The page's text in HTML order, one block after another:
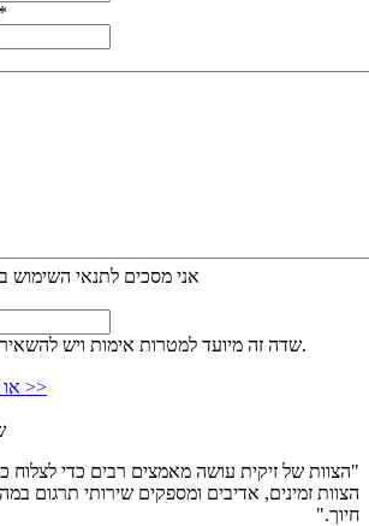
*
אני מסכים לתנאי השימוש
שדה זה מיועד למטרות אימות ויש להשאיר אותו ללא שינוי.
או שלחו לנו דוא"ל >>
"הצוות של זיקית עושה מאמצים רבים כדי לצלוח
הצוות זמינים, אדיבים ומספקים שירותי תרגום
חיוך."